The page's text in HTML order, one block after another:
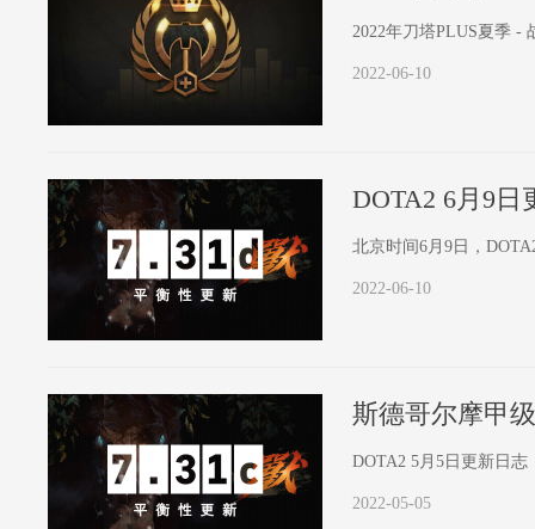
2022年刀塔PLUS夏季 -
2022-06-10
DOTA2 6月9日
北京时间6月9日，
2022-06-10
斯德哥尔摩甲
DOTA2 5月5日更新日
2022-05-05